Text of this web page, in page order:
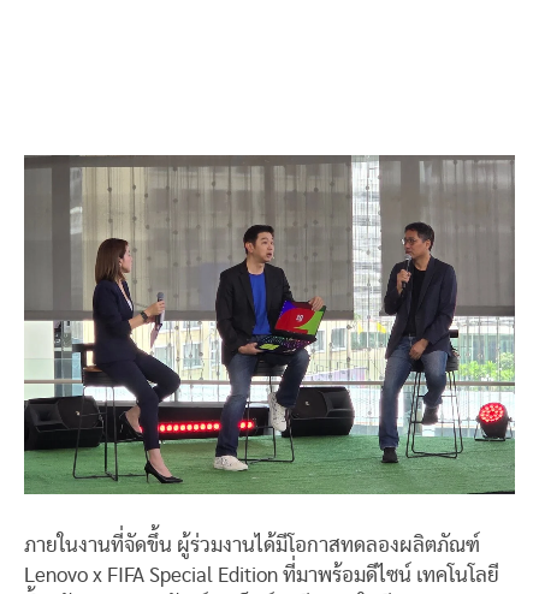
ภายในงานที่จัดขึ้น ผู้ร่วมงานได้มีโอกาสทดลองผลิตภัณฑ์
Lenovo x FIFA Special Edition ที่มาพร้อมดีไซน์ เทคโนโลยี